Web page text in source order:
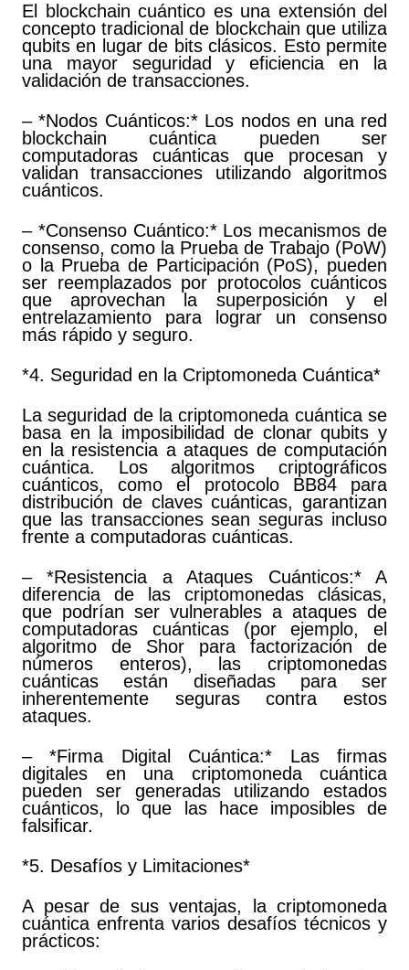
El blockchain cuántico es una extensión del
concepto tradicional de blockchain que utiliza
qubits en lugar de bits clásicos. Esto permite
una mayor seguridad y eficiencia en la
validación de transacciones.
– *Nodos Cuánticos:* Los nodos en una red
blockchain cuántica pueden ser
computadoras cuánticas que procesan y
validan transacciones utilizando algoritmos
cuánticos.
– *Consenso Cuántico:* Los mecanismos de
consenso, como la Prueba de Trabajo (PoW)
o la Prueba de Participación (PoS), pueden
ser reemplazados por protocolos cuánticos
que aprovechan la superposición y el
entrelazamiento para lograr un consenso
más rápido y seguro.
*4. Seguridad en la Criptomoneda Cuántica*
La seguridad de la criptomoneda cuántica se
basa en la imposibilidad de clonar qubits y
en la resistencia a ataques de computación
cuántica. Los algoritmos criptográficos
cuánticos, como el protocolo BB84 para
distribución de claves cuánticas, garantizan
que las transacciones sean seguras incluso
frente a computadoras cuánticas.
– *Resistencia a Ataques Cuánticos:* A
diferencia de las criptomonedas clásicas,
que podrían ser vulnerables a ataques de
computadoras cuánticas (por ejemplo, el
algoritmo de Shor para factorización de
números enteros), las criptomonedas
cuánticas están diseñadas para ser
inherentemente seguras contra estos
ataques.
– *Firma Digital Cuántica:* Las firmas
digitales en una criptomoneda cuántica
pueden ser generadas utilizando estados
cuánticos, lo que las hace imposibles de
falsificar.
*5. Desafíos y Limitaciones*
A pesar de sus ventajas, la criptomoneda
cuántica enfrenta varios desafíos técnicos y
prácticos: